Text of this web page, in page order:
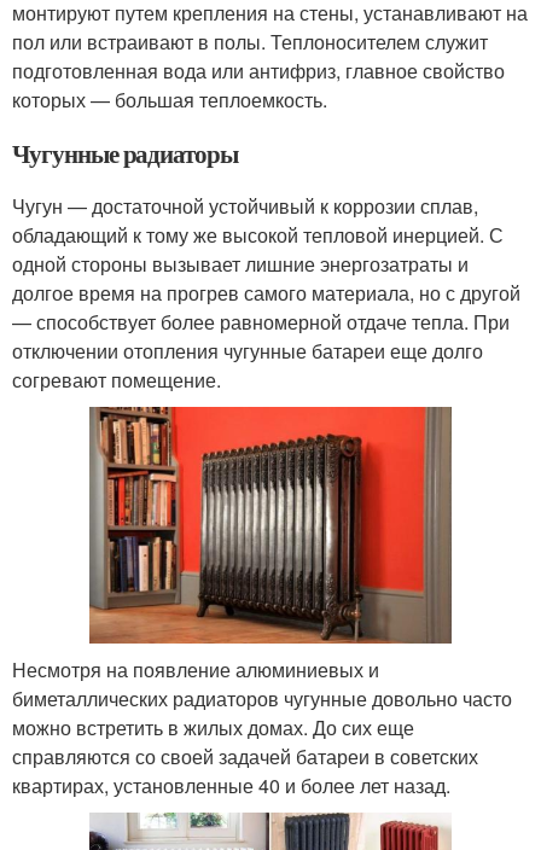
монтируют путем крепления на стены, устанавливают на
пол или встраивают в полы. Теплоносителем служит
подготовленная вода или антифриз, главное свойство
которых — большая теплоемкость.
Чугунные радиаторы
Чугун — достаточной устойчивый к коррозии сплав,
обладающий к тому же высокой тепловой инерцией. С
одной стороны вызывает лишние энергозатраты и
долгое время на прогрев самого материала, но с другой
— способствует более равномерной отдаче тепла. При
отключении отопления чугунные батареи еще долго
согревают помещение.
Несмотря на появление алюминиевых и
биметаллических радиаторов чугунные довольно часто
можно встретить в жилых домах. До сих еще
справляются со своей задачей батареи в советских
квартирах, установленные 40 и более лет назад.